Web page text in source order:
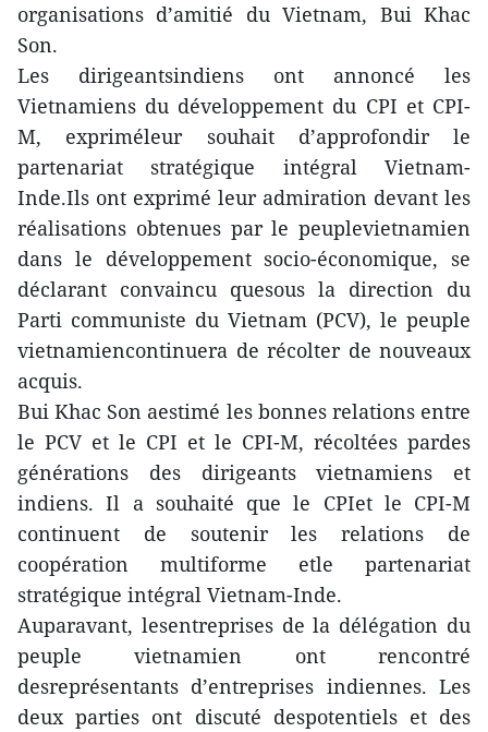
organisations d’amitié du Vietnam, Bui Khac
Son.
Les dirigeantsindiens ont annoncé les
Vietnamiens du développement du CPI et CPI-
M, expriméleur souhait d’approfondir le
partenariat stratégique intégral Vietnam-
Inde.Ils ont exprimé leur admiration devant les
réalisations obtenues par le peuplevietnamien
dans le développement socio-économique, se
déclarant convaincu quesous la direction du
Parti communiste du Vietnam (PCV), le peuple
vietnamiencontinuera de récolter de nouveaux
acquis.
Bui Khac Son aestimé les bonnes relations entre
le PCV et le CPI et le CPI-M, récoltées pardes
générations des dirigeants vietnamiens et
indiens. Il a souhaité que le CPIet le CPI-M
continuent de soutenir les relations de
coopération multiforme etle partenariat
stratégique intégral Vietnam-Inde.
Auparavant, lesentreprises de la délégation du
peuple vietnamien ont rencontré
desreprésentants d’entreprises indiennes. Les
deux parties ont discuté despotentiels et des